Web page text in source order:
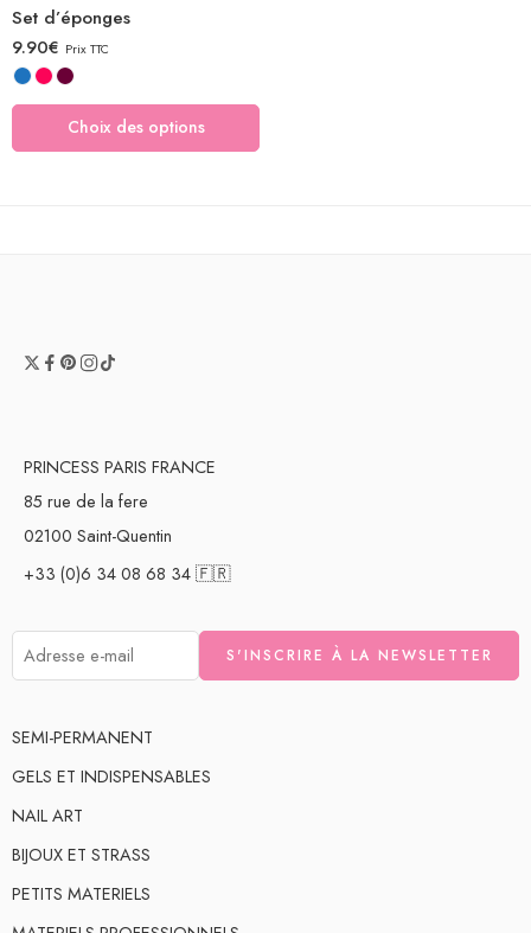
Set d’éponges
9.90€ Prix TTC
Choix des options
PRINCESS PARIS FRANCE
85 rue de la fere
02100 Saint-Quentin
+33 (0)6 34 08 68 34 🇫🇷
votre nom
SEMI-PERMANENT
GELS ET INDISPENSABLES
NAIL ART
BIJOUX ET STRASS
PETITS MATERIELS